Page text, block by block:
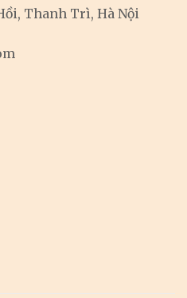
Thanh Trì, Hà Nội